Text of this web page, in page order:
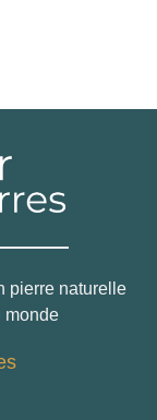
pierre naturelle
monde